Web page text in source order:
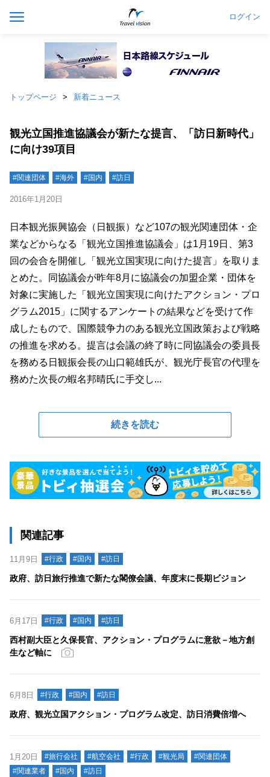
ログイン
トップページ 新着ニュース
観光立国推進協議会が新たな提言、「訪日新時代」
に向け39項目
#関連団体 #海外 #国内 #訪日
2016年1月20日
日本観光振興協会（日観振）など107の観光関連団体・企
業などからなる「観光立国推進協議会」は1月19日、第3
回の会合を開催し「観光立国実現に向けた提言」を取りま
とめた。同協議会が昨年8月に協議会の加盟企業・団体を
対象に実施した「観光立国実現に向けたアクション・プロ
グラム2015」に関するアンケートの結果などを受けて作
成したもので、国際競争力のある観光立国政策および戦略
の推進を求める。提言は会議の終了時に同協議会の委員長
を務める日観振会長の山口範雄氏が、観光庁長官の代理を
務めた次長の蝦名邦晴氏に手交し...
続きを読む
関連記事
11月9日 #行政 #国内 #訪日
政府、訪日旅行推進で新たな閣僚会議、年度末に長期ビジョン
6月17日 #行政 #国内 #訪日
西村副大臣と久保長官、アクション・プログラムに意欲－地方創
生など軸に
6月8日 #行政 #国内 #訪日
政府、観光立国アクション・プログラム改定、訪日消費倍増へ
1月20日 #旅行会社 #航空会社 #行政 #観光局
#関連団体
#関連業者
#国内 #訪日